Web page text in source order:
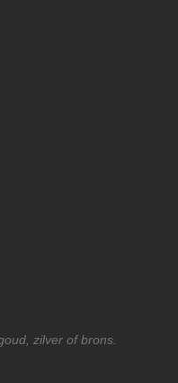
zilver of brons.